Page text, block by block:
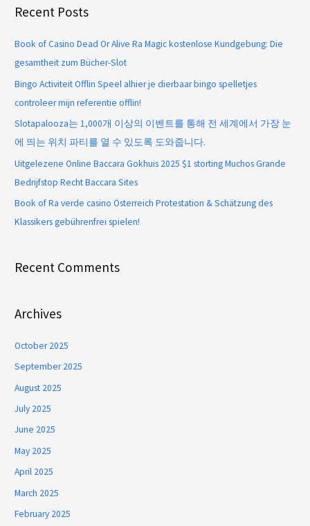
Recent Posts
Book of Casino Dead Or Alive Ra Magic kostenlose Kundgebung: Die
gesamtheit zum Bücher-Slot
Bingo Activiteit Offlin Speel alhier je dierbaar bingo spelletjes
controleer mijn referentie offlin!
Slotapalooza는 1,000개 이상의 이벤트를 통해 전 세계에서 가장 눈
에 띄는 위치 파티를 열 수 있도록 도와줍니다.
Uitgelezene Online Baccara Gokhuis 2025 $1 storting Muchos Grande
Bedrijfstop Recht Baccara Sites
Book of Ra verde casino Österreich Protestation & Schätzung des
Klassikers gebührenfrei spielen!
Recent Comments
Archives
October 2025
September 2025
August 2025
July 2025
June 2025
May 2025
April 2025
March 2025
February 2025